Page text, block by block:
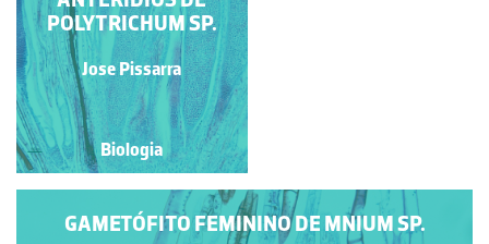
MASCULINO DE
POLYTRICHUM SP.
Jose Pissarra
Biologia
POLYTRICHUM SP.
Jose Pissarra
Biologia
GAMETÓFITO FEMININO DE MNIUM SP.